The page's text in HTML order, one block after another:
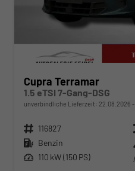
Cupra Terramar
1.5 eTSI 7-Gang-DSG
unverbindliche Lieferzeit: 22.08.2026
Fahrzeugnr. 116827
Kraftstoff Benzin
Leistung 110 kW (150 PS)